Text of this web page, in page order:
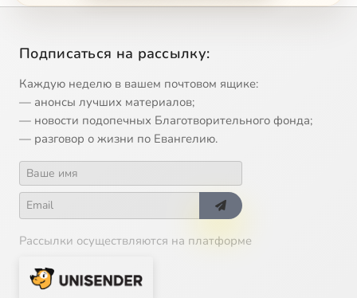
14 Успех
15 Зависть
17 Международные браки
18 День рождения
Подписаться на рассылку:
Каждую неделю в вашем почтовом ящике:
— анонсы лучших материалов;
— новости подопечных Благотворительного фонда;
— разговор о жизни по Евангелию.
Рассылки осуществляются на платформе